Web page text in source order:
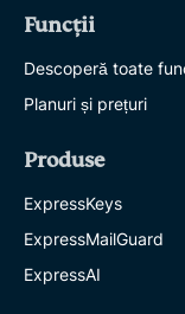
Funcții
Descoperă toate
Planuri și prețuri
Produse
ExpressKeys
ExpressMailGuard
ExpressAI